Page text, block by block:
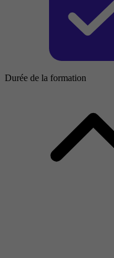
Durée de la formation